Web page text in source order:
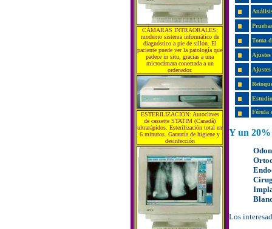
CÁMARAS INTRAORALES:
moderno sistema informático de
diagnóstico a pie de sillón. El
paciente puede ver la patología que
padece in situ, gracias a una
microcámara conectada a un
ordenador.
ESTERILIZACIÓN: Autoclaves
de cassette STATIM (Canadá)
ultrarápidos. Esterilización total en
6 minutos. Garantía de higiene y
desinfección
Toma
Férula
Y un 20%
Los